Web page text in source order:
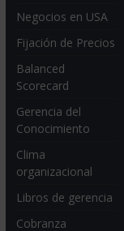
Negocios en USA
Fijación de Precios
Balanced
Scorecard
Gerencia del
Conocimiento
Clima
organizacional
Libros de gerencia
Cobranza